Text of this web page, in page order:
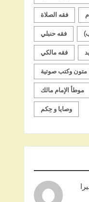
فقه الصلاة
فقه حنبلي
فقه مالكي
متون وكتب صوتية
موطأ الإمام مالك
وصايا و حِكم